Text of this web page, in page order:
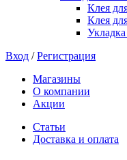
Клея
Клея
Вход /Регистрация
Магазины
О компании
Акции
Статьи
Доставка и оплата